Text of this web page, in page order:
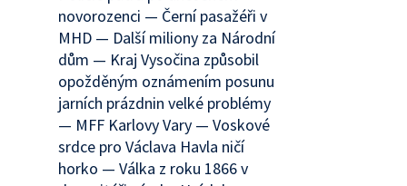
novorozenci — Černí pasažéři v
MHD — Další miliony za Národní
dům — Kraj Vysočina způsobil
opožděným oznámením posunu
jarních prázdnin velké problémy
— MFF Karlovy Vary — Voskové
srdce pro Václava Havla ničí
horko — Válka z roku 1866 v